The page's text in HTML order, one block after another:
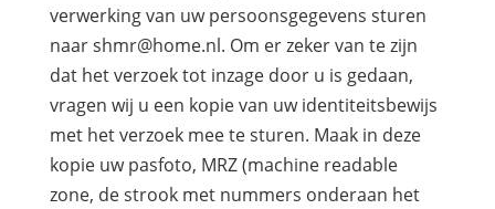
verwerking van uw persoonsgegevens sturen
naar shmr@home.nl. Om er zeker van te zijn
dat het verzoek tot inzage door u is gedaan,
vragen wij u een kopie van uw identiteitsbewijs
met het verzoek mee te sturen. Maak in deze
kopie uw pasfoto, MRZ (machine readable
zone, de strook met nummers onderaan het